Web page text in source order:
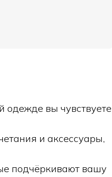
одежде вы чувствуете
и аксессуары,
подчёркивают вашу